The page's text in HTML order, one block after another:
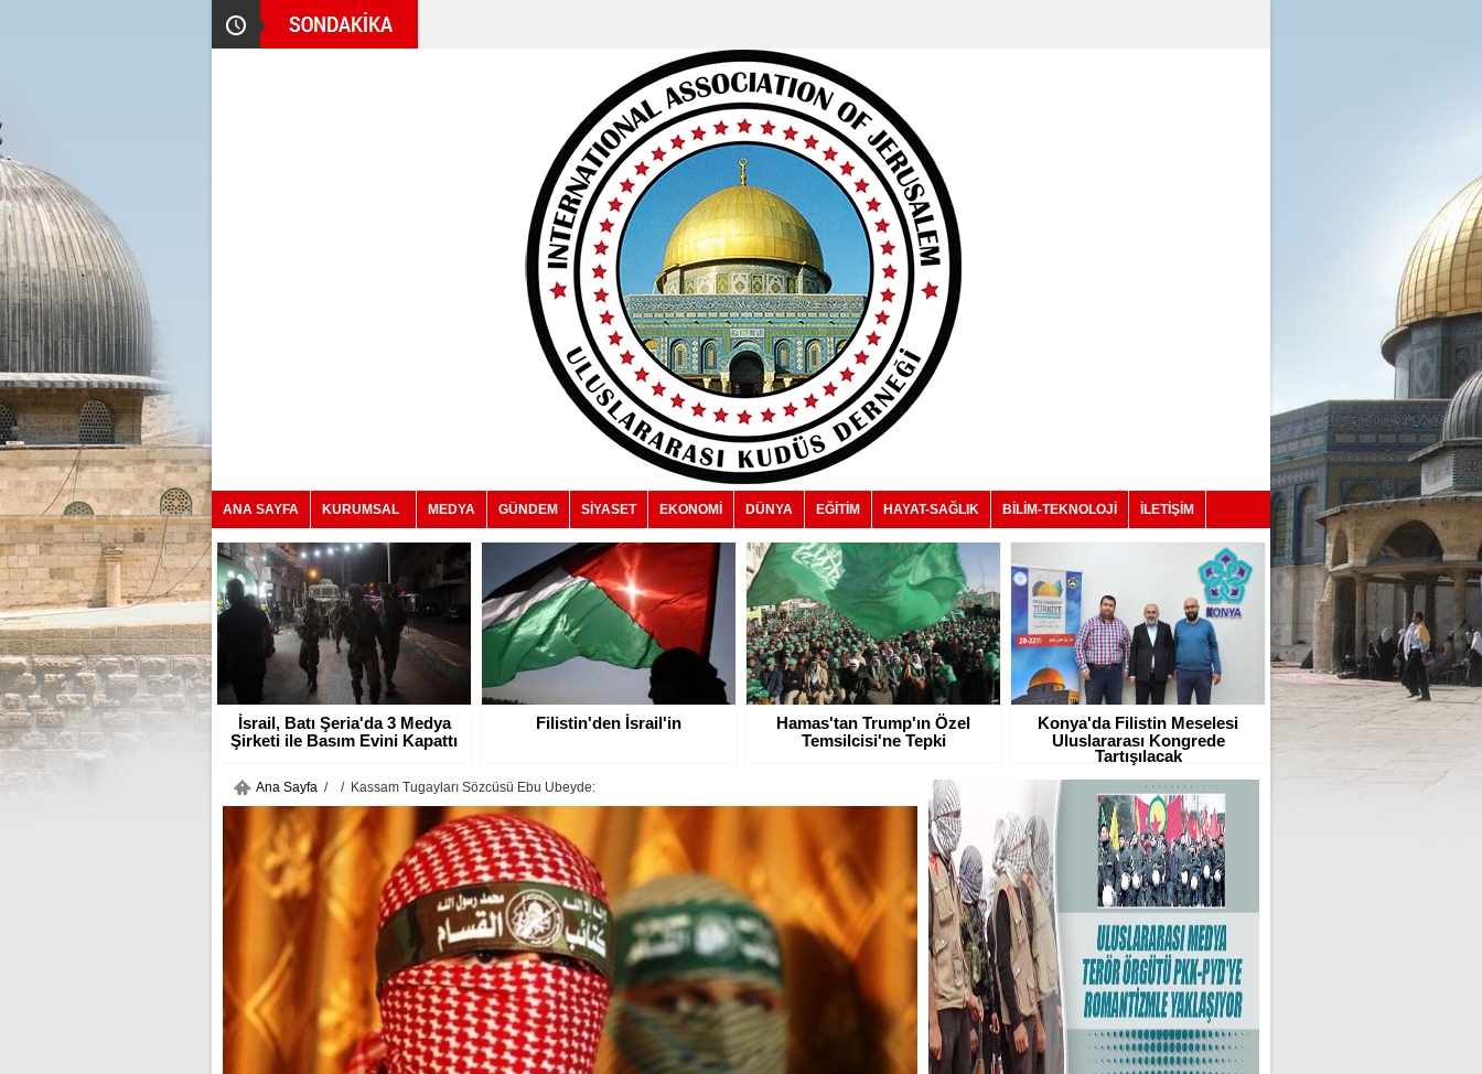
ANA SAYFA KURUMSAL MEDYA GÜNDEM SİYASET EKONOMİ DÜNYA EĞİTİM HAYAT-SAĞLIK BİLİM-TEKNOLOJİ İLETİŞİM
İsrail, Batı Şeria'da 3 Medya
Şirketi ile Basım Evini Kapattı
Filistin'den İsrail'in Hamas'tan Trump'ın Özel
Temsilcisi'ne Tepki
Konya'da Filistin Meselesi
Uluslararası Kongrede
Tartışılacak
Ana Sayfa / / Kassam Tugayları Sözcüsü Ebu Ubeyde: